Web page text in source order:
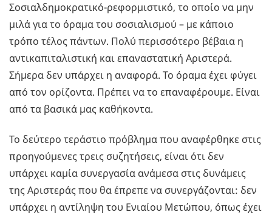
Σοσιαλδημοκρατικό-ρεφορμιστικό, το οποίο να μην
μιλά για το όραμα του σοσιαλισμού – με κάποιο
τρόπο τέλος πάντων. Πολύ περισσότερο βέβαια η
αντικαπιταλιστική και επαναστατική Αριστερά.
Σήμερα δεν υπάρχει η αναφορά. Το όραμα έχει φύγει
από τον ορίζοντα. Πρέπει να το επαναφέρουμε. Είναι
από τα βασικά μας καθήκοντα.
Το δεύτερο τεράστιο πρόβλημα που αναφέρθηκε στις
προηγούμενες τρεις συζητήσεις, είναι ότι δεν
υπάρχει καμία συνεργασία ανάμεσα στις δυνάμεις
της Αριστεράς που θα έπρεπε να συνεργάζονται: δεν
υπάρχει η αντίληψη του Ενιαίου Μετώπου, όπως έχει